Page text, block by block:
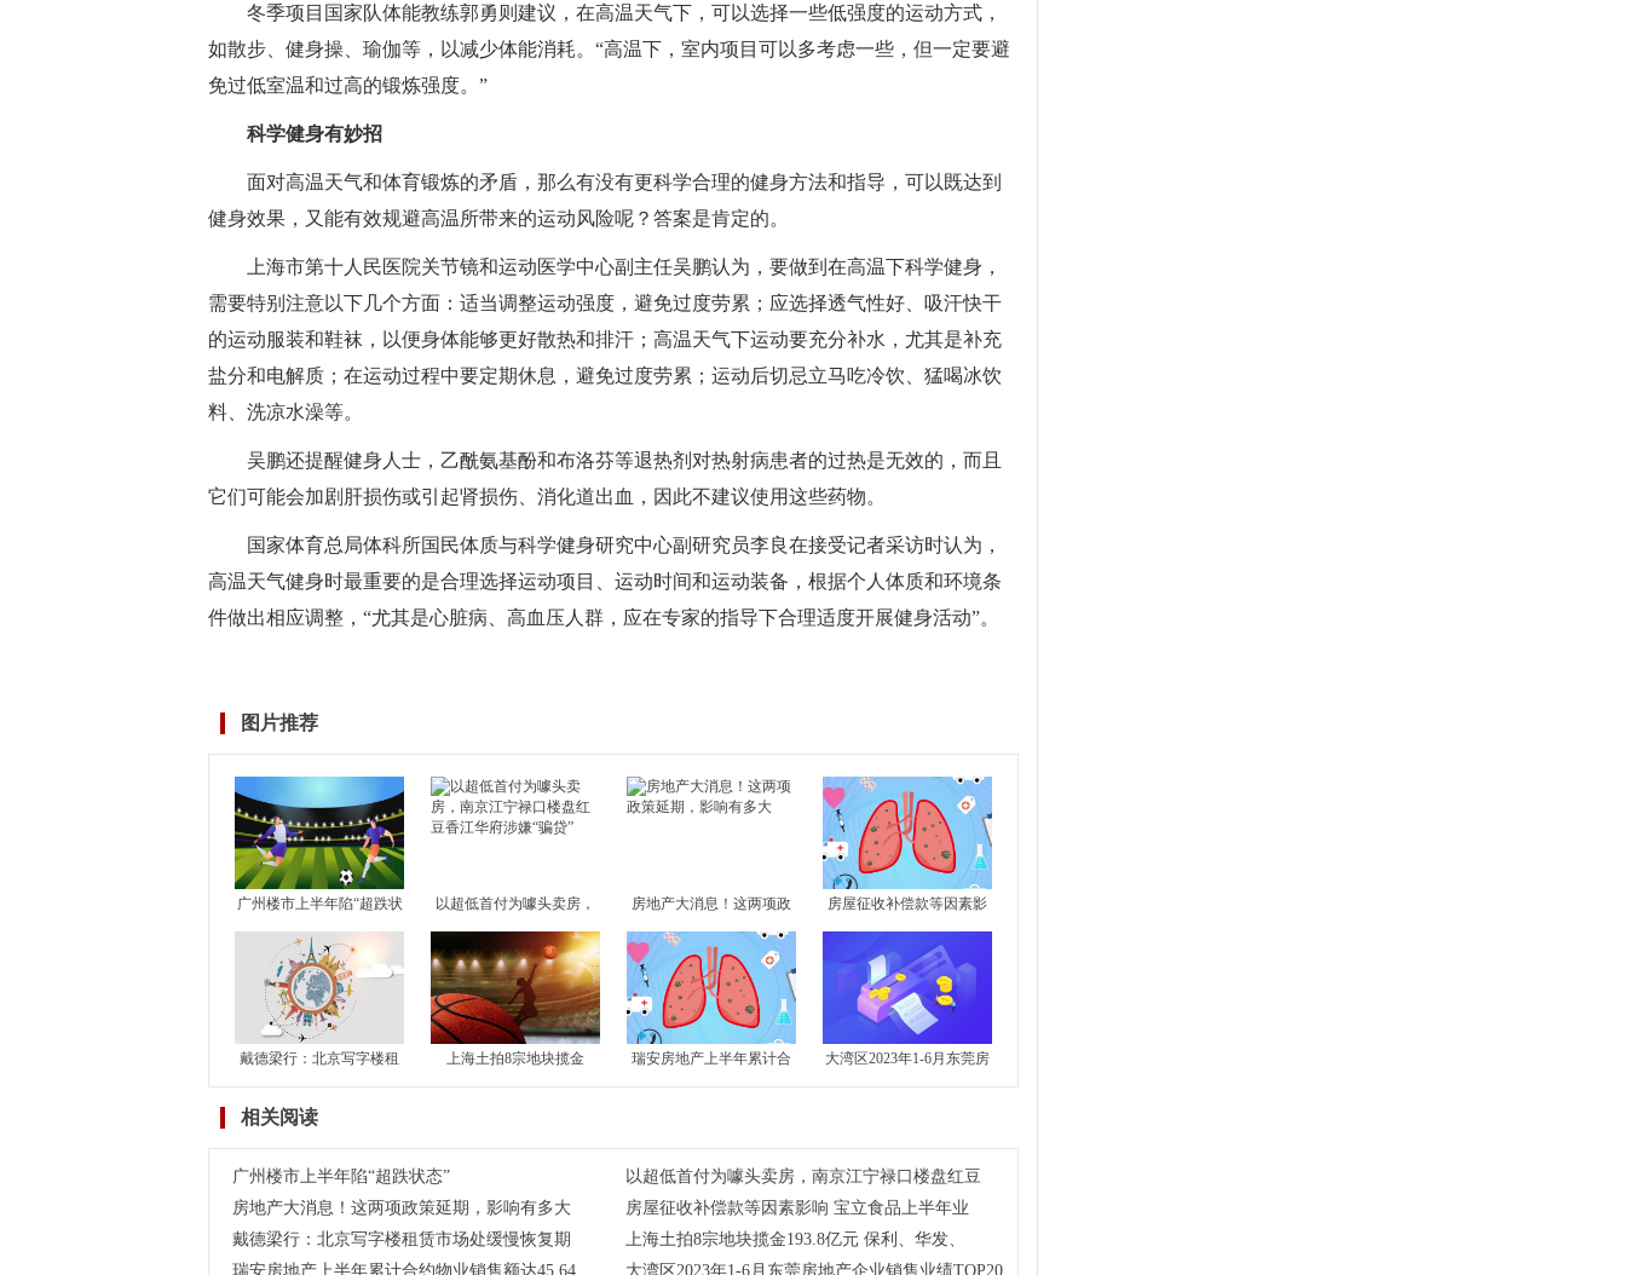
冬季项目国家队体能教练郭勇则建议，在高温天气下，可以选择一些低强度的运动方式，
如散步、健身操、瑜伽等，以减少体能消耗。“高温下，室内项目可以多考虑一些，但一定要避
免过低室温和过高的锻炼强度。”
科学健身有妙招
面对高温天气和体育锻炼的矛盾，那么有没有更科学合理的健身方法和指导，可以既达到
健身效果，又能有效规避高温所带来的运动风险呢？答案是肯定的。
上海市第十人民医院关节镜和运动医学中心副主任吴鹏认为，要做到在高温下科学健身，
需要特别注意以下几个方面：适当调整运动强度，避免过度劳累；应选择透气性好、吸汗快干
的运动服装和鞋袜，以便身体能够更好散热和排汗；高温天气下运动要充分补水，尤其是补充
盐分和电解质；在运动过程中要定期休息，避免过度劳累；运动后切忌立马吃冷饮、猛喝冰饮
料、洗凉水澡等。
吴鹏还提醒健身人士，乙酰氨基酚和布洛芬等退热剂对热射病患者的过热是无效的，而且
它们可能会加剧肝损伤或引起肾损伤、消化道出血，因此不建议使用这些药物。
国家体育总局体科所国民体质与科学健身研究中心副研究员李良在接受记者采访时认为，
高温天气健身时最重要的是合理选择运动项目、运动时间和运动装备，根据个人体质和环境条
件做出相应调整，“尤其是心脏病、高血压人群，应在专家的指导下合理适度开展健身活动”。
图片推荐
广州楼市上半年陷“超跌状
态”
以超低首付为噱头卖房，
南京江宁禄口楼盘红豆香
江华
房地产大消息！这两项政
策延期，影响有多大
房屋征收补偿款等因素影
响 宝立食品上半年业绩预
增
戴德梁行：北京写字楼租
上海土拍8宗地块揽金
瑞安房地产上半年累计合
大湾区2023年1-6月东莞房
相关阅读
广州楼市上半年陷“超跌状态”
以超低首付为噱头卖房，南京江宁禄口楼盘红豆
房地产大消息！这两项政策延期，影响有多大
房屋征收补偿款等因素影响 宝立食品上半年业
戴德梁行：北京写字楼租赁市场处缓慢恢复期
上海土拍8宗地块揽金193.8亿元 保利、华发、
瑞安房地产上半年累计合约物业销售额达45.64
大湾区2023年1-6月东莞房地产企业销售业绩TOP20